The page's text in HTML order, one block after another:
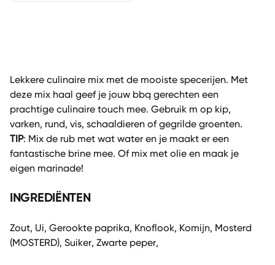
Lekkere culinaire mix met de mooiste specerijen. Met
deze mix haal geef je jouw bbq gerechten een
prachtige culinaire touch mee. Gebruik m op kip,
varken, rund, vis, schaaldieren of gegrilde groenten.
TIP: Mix de rub met wat water en je maakt er een
fantastische brine mee. Of mix met olie en maak je
eigen marinade!
INGREDIËNTEN
Zout, Ui, Gerookte paprika, Knoflook, Komijn, Mosterd
(MOSTERD), Suiker, Zwarte peper,